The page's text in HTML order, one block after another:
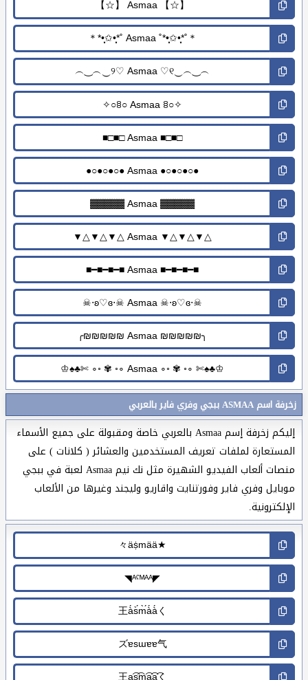
زخرفة اسم ASMAA ببجي وفري فاير بالعربي
إليكم زخرفة إسم Asmaa بالعربي خاصة ومقبولة على جميع الأسماء
المستعارة لملفات تعريف المستخدمين والعشائر ( كلانات ) على
منصات ألعاب الفيديو الشهيرة مثل نك نيم Asmaa لعبة في ببجي
موبايل وفري فاير وفورتنايت واقاريو وليجند وغيرها من الألعاب
الإلكترونية.